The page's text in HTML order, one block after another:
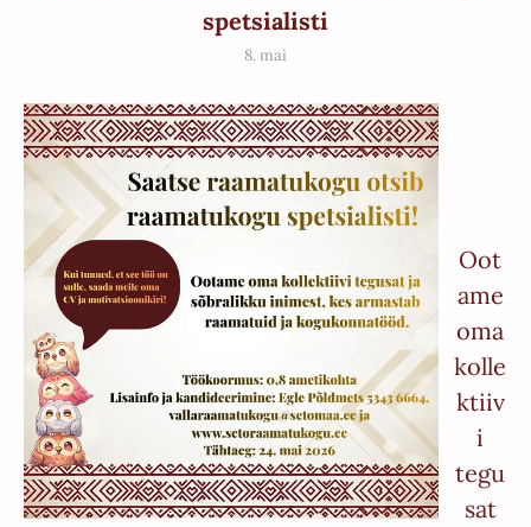
spetsialisti
8. mai
Oot
ame
oma
kolle
ktiiv
i
tegu
sat